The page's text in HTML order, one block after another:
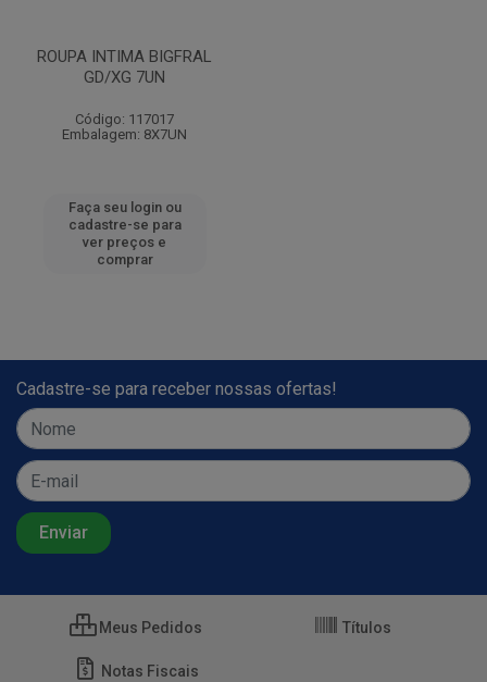
ROUPA INTIMA BIGFRAL
GD/XG 7UN
Código: 117017
Embalagem: 8X7UN
Faça seu login ou
cadastre-se para
ver preços e
comprar
Cadastre-se para receber nossas ofertas!
Meus Pedidos Títulos
Notas Fiscais